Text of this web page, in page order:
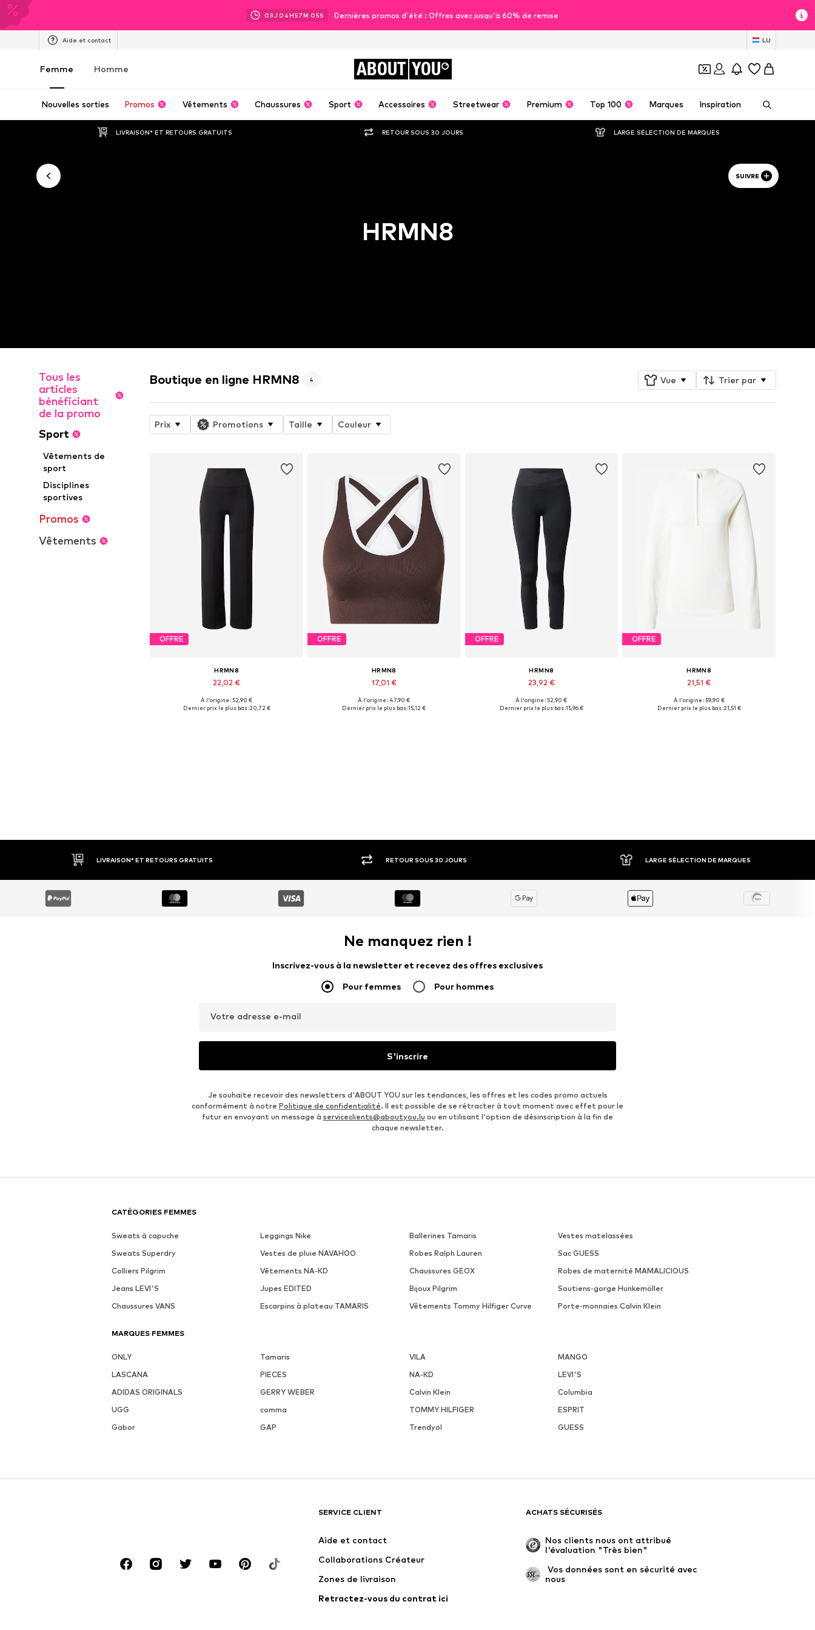
03J 04H57M 04S Dernières promos d'été : Offres avec jusqu'à 60% de remise
Aide et contact LU
Femme Homme ABOUT YOU
Nouvelles sorties Promos Vêtements Chaussures Sport Accessoires Streetwear Premium Top 100 Marques Inspiration
LIVRAISON* ET RETOURS GRATUITS RETOUR SOUS 30 JOURS LARGE SÉLECTION DE MARQUES
SUIVRE
HRMN8
Tous les
articles
bénéficiant
de la promo
Sport
Vêtements de
sport
Disciplines
sportives
Promos
Vêtements
Boutique en ligne HRMN8 4 Vue Trier par
Prix Promotions Taille Couleur
OFFRE
HRMN8
22,02 €
Tailles disponibles: M, L
À l'origine : 52,90 €
Dernier prix le plus bas :20,72 €
OFFRE
HRMN8
17,01 €
Tailles disponibles: XL
À l'origine : 47,90 €
Dernier prix le plus bas :15,12 €
OFFRE
HRMN8
23,92 €
Tailles disponibles: XL
À l'origine : 52,90 €
Dernier prix le plus bas :15,96 €
OFFRE
HRMN8
21,51 €
Tailles disponibles: XL
À l'origine : 59,90 €
Dernier prix le plus bas :21,51 €
LIVRAISON* ET RETOURS GRATUITS RETOUR SOUS 30 JOURS LARGE SÉLECTION DE MARQUES
Ne manquez rien !
Inscrivez-vous à la newsletter et recevez des offres exclusives
Pour femmes Pour hommes
Votre adresse e-mail
S'inscrire
Je souhaite recevoir des newsletters d'ABOUT YOU sur les tendances, les offres et les codes promo actuels
conformément à notre Politique de confidentialité. Il est possible de se rétracter à tout moment avec effet pour le
futur en envoyant un message à serviceclients@aboutyou.lu ou en utilisant l'option de désinscription à la fin de
chaque newsletter.
CATÉGORIES FEMMES
Sweats à capuche Leggings Nike Ballerines Tamaris
Vestes matelassées
Sweats Superdry
Vestes de pluie NAVAHOO Robes Ralph Lauren
Sac GUESS
Colliers Pilgrim
Vêtements NA-KD Chaussures GEOX
Robes de maternité MAMALICIOUS
Jeans LEVI'S
Jupes EDITED Bijoux Pilgrim
Soutiens-gorge Hunkemöller
Chaussures VANS
Escarpins à plateau TAMARIS Vêtements Tommy Hilfiger Curve Porte-monnaies Calvin Klein
MARQUES FEMMES
ONLY Tamaris VILA
MANGO
LASCANA
PIECES NA-KD
LEVI'S
ADIDAS ORIGINALS
GERRY WEBER Calvin Klein
Columbia
UGG
comma TOMMY HILFIGER
ESPRIT
Gabor
GAP Trendyol GUESS
SERVICE CLIENT
Aide et contact
Collaborations Créateur
Zones de livraison
Retractez-vous du contrat ici
ACHATS SÉCURISÉS
Nos clients nous ont attribué
l'évaluation "Très bien"
nous